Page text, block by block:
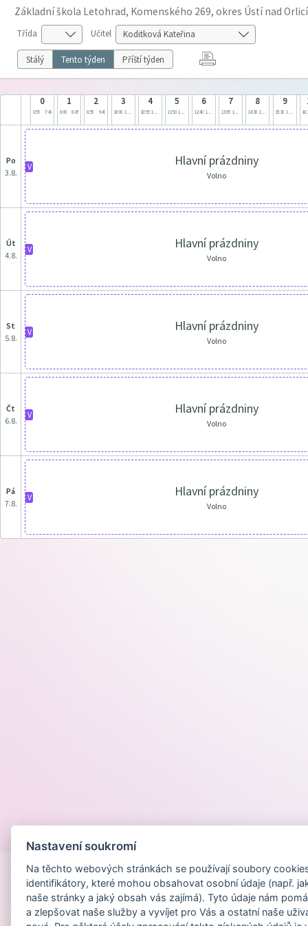
Základní škola Letohrad, Komenského 269, okres Ústí nad Orlicí
Třída Učitel
Stálý Tento týden Příští týden
0
6:55 7:40
1
8:00 8:45
2
8:55 9:40
3
10:00 10:45
4
10:55 11:40
5
11:50 12:35
6
12:40 13:25
7
13:35 14:20
8
14:30 15:15
9
15:30 16:15
po
3.8.
V Hlavní prázdniny
Volno
út
4.8.
V Hlavní prázdniny
Volno
st
5.8.
V Hlavní prázdniny
Volno
čt
6.8.
V Hlavní prázdniny
Volno
pá
7.8.
V Hlavní prázdniny
Volno
Nastavení soukromí
Na těchto webových stránkách se používají soubory
identifikátory, které mohou obsahovat osobní údaje (např.
naše stránky a jaký obsah vás zajímá). Tyto údaje nám
a zlepšovat naše služby a vyvíjet pro Vás a ostatní naše